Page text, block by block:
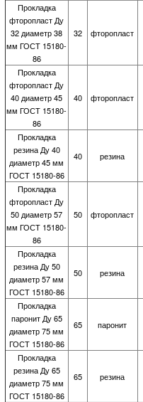
Прокладка
фторопласт Ду
32 диаметр 38
мм ГОСТ 15180-
86
32 фторопласт
Прокладка
фторопласт Ду
40 диаметр 45
мм ГОСТ 15180-
86
40 фторопласт
Прокладка
резина Ду 40
диаметр 45 мм
ГОСТ 15180-86
40 резина
Прокладка
фторопласт Ду
50 диаметр 57
мм ГОСТ 15180-
86
50 фторопласт
Прокладка
резина Ду 50
диаметр 57 мм
ГОСТ 15180-86
50 резина
Прокладка
паронит Ду 65
диаметр 75 мм
ГОСТ 15180-86
65 паронит
Прокладка
резина Ду 65
диаметр 75 мм
ГОСТ 15180-86
65 резина